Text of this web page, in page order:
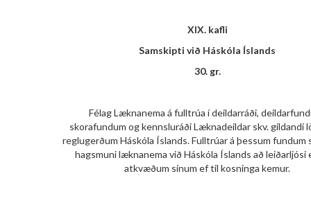
XIX. kafli
Samskipti við Háskóla Íslands
30. gr.
Félag Læknanema á fulltrúa í deildarráði,
skorafundum og kennsluráði Læknadeildar skv. gildandi
reglugerðum Háskóla Íslands. Fulltrúar á þessum fundum
hagsmuni læknanema við Háskóla Íslands að leiðarljósi
atkvæðum sínum ef til kosninga kemur.